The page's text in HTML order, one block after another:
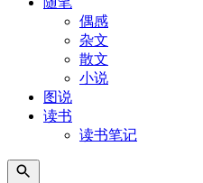
偶感
杂文
散文
小说
图说
读书
读书笔记